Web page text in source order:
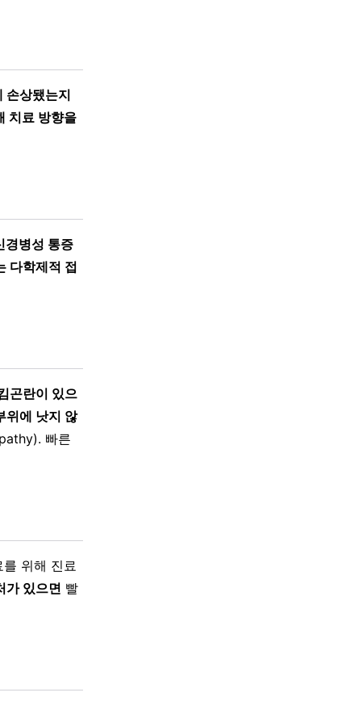
손상됐는지
치료 방향을
경병성 통증
다학제적 접
곤란이 있으
위에 낫지 않
빠른
위해 진료
가 있으면 빨